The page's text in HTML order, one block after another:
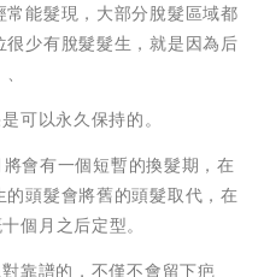
能髮現，大部分脫髮區域都
少有脫髮髮生，就是因為后
可以永久保持的。
會有一個短暫的換髮期，在
頭髮會將舊的頭髮取代，在
個月之后定型。
靠譜的，不僅不會留下疤